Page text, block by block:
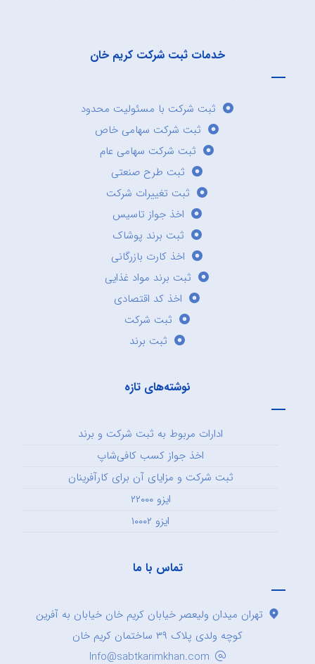
خدمات ثبت شرکت کریم خان
ثبت شرکت با مسئولیت محدود
ثبت شرکت سهامی خاص
ثبت شرکت سهامی عام
ثبت طرح صنعتی
ثبت تغییرات شرکت
اخذ جواز تاسیس
ثبت برند پوشاک
اخذ کارت بازرگانی
ثبت برند مواد غذایی
اخذ کد اقتصادی
ثبت شرکت
ثبت برند
نوشته‌های تازه
ادارات مربوط به ثبت شرکت و برند
اخذ جواز کسب کافی‌شاپ
ثبت شرکت و مزایای آن برای کارآفرینان
ایزو ۲۲۰۰۰
ایزو ۱۰۰۰۲
تماس با ما
تهران میدان ولیعصر خیابان کریم خان خیابان به آفرین
کوچه ولدی پلاک ۳۹ ساختمان کریم خان
Info@sabtkarimkhan.com